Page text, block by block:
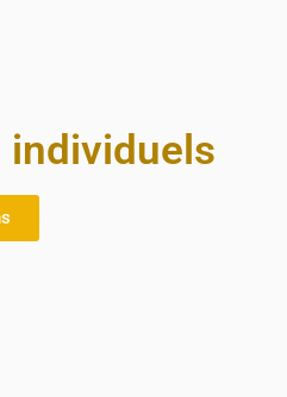
individuels